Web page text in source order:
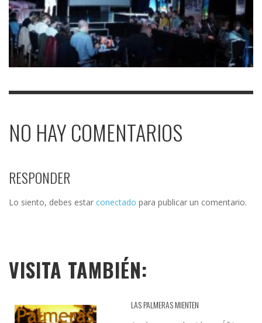
NO HAY COMENTARIOS
RESPONDER
Lo siento, debes estar conectado para publicar un comentario.
VISITA TAMBIÉN:
LAS PALMERAS MIENTEN